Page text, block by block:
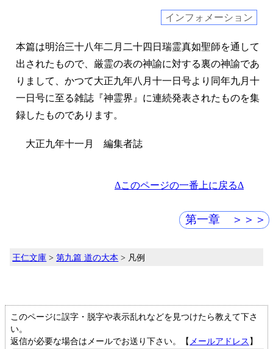
インフォメーション
本篇は明治三十八年二月二十四日瑞霊真如聖師を通して
出されたもので、厳霊の表の神諭に対する裏の神諭であ
りまして、かつて大正九年八月十一日号より同年九月十
一日号に至る雑誌『神霊界』に連続発表されたものを集
録したものであります。
大正九年十一月 編集者誌
Δこのページの一番上に戻るΔ
第一章 ＞＞＞
王仁文庫 >第九篇 道の大本 > 凡例
このページに誤字・脱字や表示乱れなどを見つけたら教えて下さ
い。
返信が必要な場合はメールでお送り下さい。【 メールアドレス 】